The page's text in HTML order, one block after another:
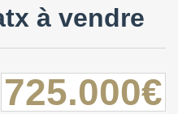
à vendre
725.000€